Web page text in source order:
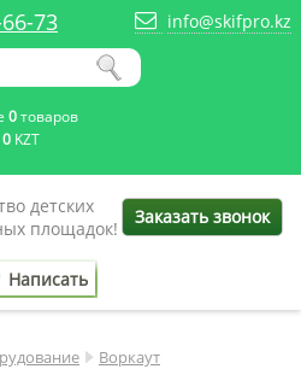
73 info@skifpro.kz
0товаров
0 KZT
детских
площадок!
Заказать звонок
Написать
Воркаут